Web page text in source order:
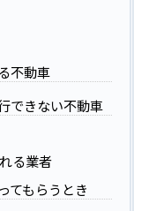
不動車
できない不動車
る業者
てもらうとき